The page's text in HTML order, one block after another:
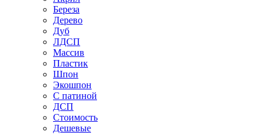
Береза
Дерево
Дуб
ЛДСП
Массив
Пластик
Шпон
Экошпон
С патиной
ДСП
Стоимость
Дешевые